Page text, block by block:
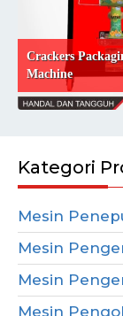
Crackers
Machine
Kategori
Mesin
Mesin
Mesin
Mesin